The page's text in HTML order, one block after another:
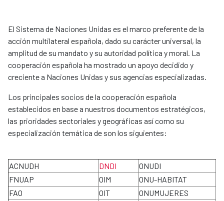
El Sistema de Naciones Unidas es el marco preferente de la
acción multilateral española, dado su carácter universal, la
amplitud de su mandato y su autoridad política y moral. La
cooperación española ha mostrado un apoyo decidido y
creciente a Naciones Unidas y sus agencias especializadas.
Los principales socios de la cooperación española
establecidos en base a nuestros documentos estratégicos,
las prioridades sectoriales y geográficas así como su
especialización temática de son los siguientes:
ACNUDH DNDI ONUDI
FNUAP
OIM ONU-HABITAT
FAO
OIT ONUMUJERES